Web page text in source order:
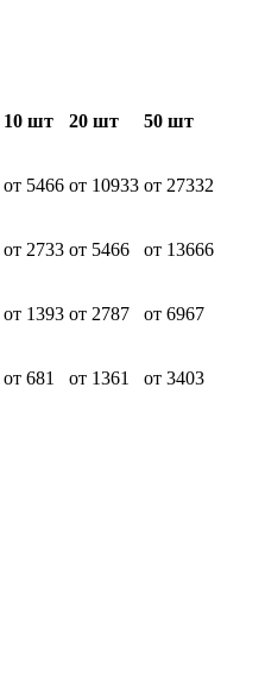
10 шт 20 шт 50 шт
от 5466 от 10933 от 27332
от 2733 от 5466 от 13666
от 1393 от 2787 от 6967
от 681 от 1361 от 3403